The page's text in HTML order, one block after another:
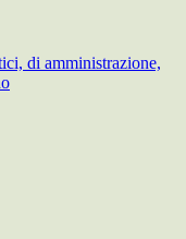
di amministrazione,